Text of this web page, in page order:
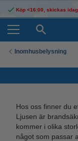
Köp <16:00, skickas idag
Inomhusbelysning
Hos oss finner du
Ljusen är
kommer i olika
något som passar